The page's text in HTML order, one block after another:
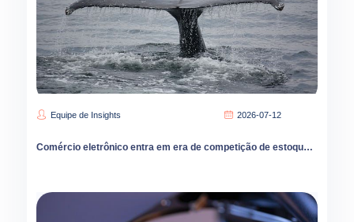
Equipe de Insights 2026-07-12
Comércio eletrônico entra em era de competição de estoque como marcas podem vencer através de ordem de preços